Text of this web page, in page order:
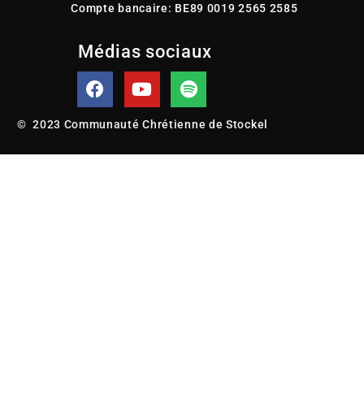
Compte bancaire: BE89 0019 2565 2585
Médias sociaux
© 2023 Communauté Chrétienne de Stockel